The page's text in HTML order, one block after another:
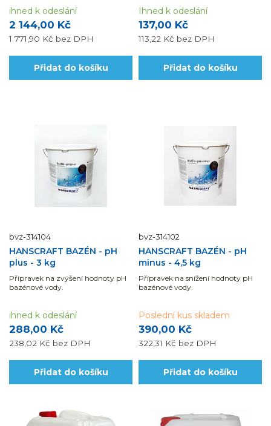
2 144,00 Kč
1 771,90 Kč bez DPH
ihned k odeslání
Přidat do košíku
137,00 Kč
113,22 Kč bez DPH
Ihned k odeslání
Přidat do košíku
bvz-314104
HANSCRAFT BAZÉN - pH
plus - 3 kg
Přípravek na zvýšení hodnoty pH
bazénové vody.
288,00 Kč
238,02 Kč bez DPH
ihned k odeslání
Přidat do košíku
bvz-314102
HANSCRAFT BAZÉN - pH
minus - 4,5 kg
Přípravek na snížení hodnoty pH
bazénové vody.
390,00 Kč
322,31 Kč bez DPH
Poslední kus skladem
Přidat do košíku